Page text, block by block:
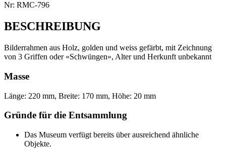
Nr: RMC-796
BESCHREIBUNG
Bilderrahmen aus Holz, golden und weiss gefärbt, mit Zeichnung
von 3 Griffen oder «Schwüngen», Alter und Herkunft unbekannt
Masse
Länge: 220 mm, Breite: 170 mm, Höhe: 20 mm
Gründe für die Entsammlung
Das Museum verfügt bereits über ausreichend ähnliche
Objekte.